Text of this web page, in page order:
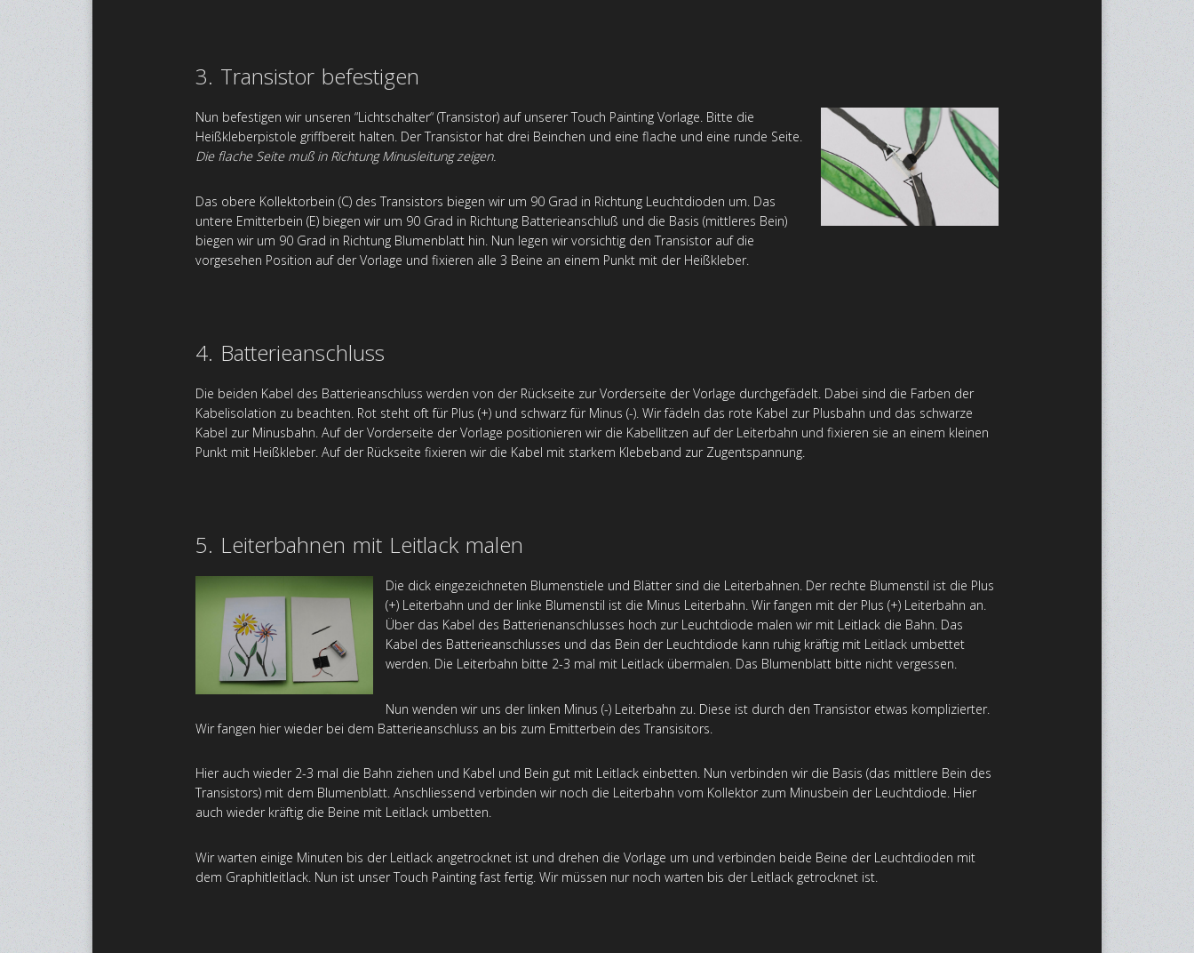
3. Transistor befestigen
Nun befestigen wir unseren “Lichtschalter“ (Transistor) auf unserer Touch Painting Vorlage. Bitte die
Heißkleberpistole griffbereit halten. Der Transistor hat drei Beinchen und eine flache und eine runde Seite.
Die flache Seite muß in Richtung Minusleitung zeigen.
Das obere Kollektorbein (C) des Transistors biegen wir um 90 Grad in Richtung Leuchtdioden um. Das
untere Emitterbein (E) biegen wir um 90 Grad in Richtung Batterieanschluß und die Basis (mittleres Bein)
biegen wir um 90 Grad in Richtung Blumenblatt hin. Nun legen wir vorsichtig den Transistor auf die
vorgesehen Position auf der Vorlage und fixieren alle 3 Beine an einem Punkt mit der Heißkleber.
4. Batterieanschluss
Die beiden Kabel des Batterieanschluss werden von der Rückseite zur Vorderseite der Vorlage durchgefädelt. Dabei sind die Farben der
Kabelisolation zu beachten. Rot steht oft für Plus (+) und schwarz für Minus (-). Wir fädeln das rote Kabel zur Plusbahn und das schwarze
Kabel zur Minusbahn. Auf der Vorderseite der Vorlage positionieren wir die Kabellitzen auf der Leiterbahn und fixieren sie an einem kleinen
Punkt mit Heißkleber. Auf der Rückseite fixieren wir die Kabel mit starkem Klebeband zur Zugentspannung.
5. Leiterbahnen mit Leitlack malen
Die dick eingezeichneten Blumenstiele und Blätter sind die Leiterbahnen. Der rechte Blumenstil ist die Plus
(+) Leiterbahn und der linke Blumenstil ist die Minus Leiterbahn. Wir fangen mit der Plus (+) Leiterbahn an.
Über das Kabel des Batterienanschlusses hoch zur Leuchtdiode malen wir mit Leitlack die Bahn. Das
Kabel des Batterieanschlusses und das Bein der Leuchtdiode kann ruhig kräftig mit Leitlack umbettet
werden. Die Leiterbahn bitte 2-3 mal mit Leitlack übermalen. Das Blumenblatt bitte nicht vergessen.
Nun wenden wir uns der linken Minus (-) Leiterbahn zu. Diese ist durch den Transistor etwas komplizierter.
Wir fangen hier wieder bei dem Batterieanschluss an bis zum Emitterbein des Transisitors.
Hier auch wieder 2-3 mal die Bahn ziehen und Kabel und Bein gut mit Leitlack einbetten. Nun verbinden wir die Basis (das mittlere Bein des
Transistors) mit dem Blumenblatt. Anschliessend verbinden wir noch die Leiterbahn vom Kollektor zum Minusbein der Leuchtdiode. Hier
auch wieder kräftig die Beine mit Leitlack umbetten.
Wir warten einige Minuten bis der Leitlack angetrocknet ist und drehen die Vorlage um und verbinden beide Beine der Leuchtdioden mit
dem Graphitleitlack. Nun ist unser Touch Painting fast fertig. Wir müssen nur noch warten bis der Leitlack getrocknet ist.